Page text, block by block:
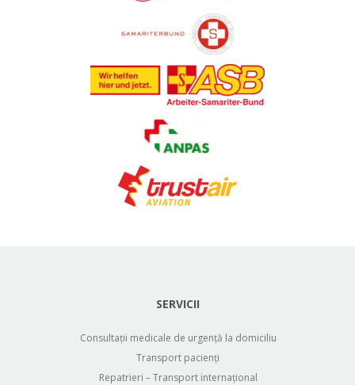
SERVICII
Consultații medicale de urgență la domiciliu
Transport pacienți
Repatrieri – Transport internațional